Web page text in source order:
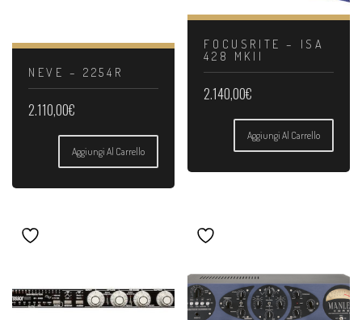
NEVE – 2254R
2.110,00€
Aggiungi Al Carrello
FOCUSRITE – ISA
428 MKII
2.140,00€
Aggiungi Al Carrello